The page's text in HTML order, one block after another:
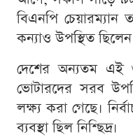
বিএনপি চেয়ারম্যান
কন্যাও উপস্থিত
দেশের অন্যতম এই
ভোটারদের সরব
লক্ষ্য করা গেছে।
ব্যবস্থা ছিল নিশ্ছিদ্র।